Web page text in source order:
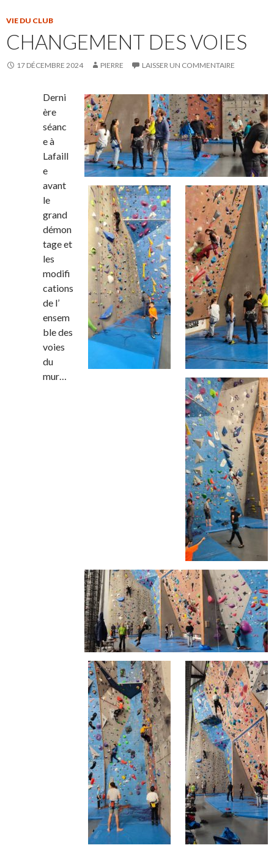
VIE DU CLUB
CHANGEMENT DES VOIES
17 DÉCEMBRE 2024 PIERRE LAISSER UN COMMENTAIRE
Derni
ère
séanc
e à
Lafaill
e
avant
le
grand
démon
tage et
les
modifi
cations
de l’
ensem
ble des
voies
du
mur…